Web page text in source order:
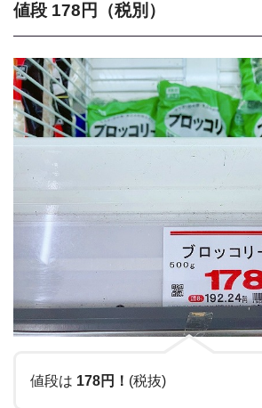
値段 178円（税別）
値段は 178円！ (税抜)